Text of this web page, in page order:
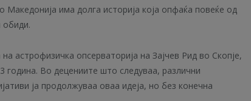
Македонија има долга историја која опфаќа повеќе од
обиди.
астрофизичка опсерваторија на Зајчев Рид во Скопје,
година. Во децениите што следуваа, различни
ја продолжуваа оваа идеја, но без конечна